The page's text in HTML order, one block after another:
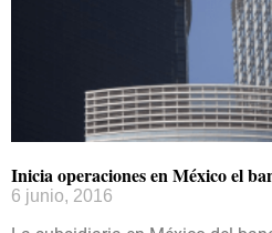
Inicia operaciones en México el
6 junio, 2016